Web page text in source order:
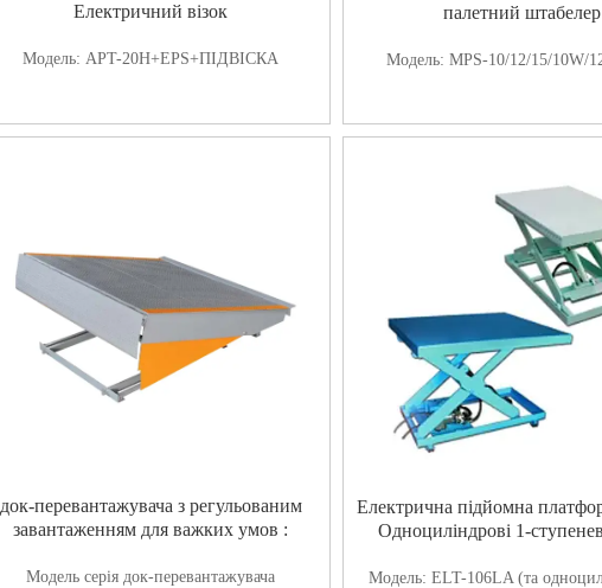
Електричний візок
Модель:APT-20H+EPS+ПІДВІСКА
палетний штабелер
Модель:MPS-10/12/15/10W/
док-перевантажувача з регульованим
завантаженням для важких умов :
Модельсерія док-перевантажувача
Електрична підйомна
Одноциліндрові 1-
Модель:ELT-106LA (та